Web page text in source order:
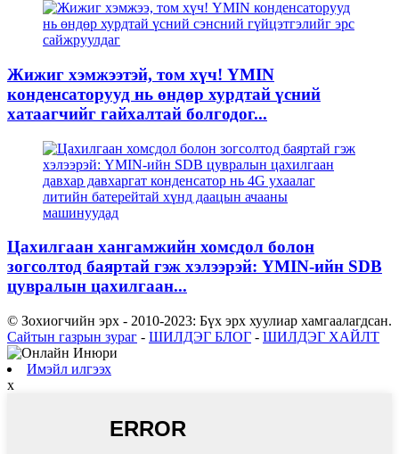
Жижиг хэмжээтэй, том хүч! YMIN
конденсаторууд нь өндөр хурдтай үсний
хатаагчийг гайхалтай болгодог...
Цахилгаан хангамжийн хомсдол болон
зогсолтод баяртай гэж хэлээрэй: YMIN-ийн SDB
цувралын цахилгаан...
© Зохиогчийн эрх - 2010-2023: Бүх эрх хуулиар хамгаалагдсан.
Сайтын газрын зураг - ШИЛДЭГ БЛОГ - ШИЛДЭГ ХАЙЛТ
Имэйл илгээх
x